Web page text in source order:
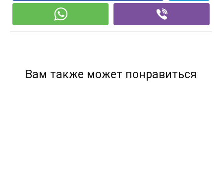
Вам также может понравиться